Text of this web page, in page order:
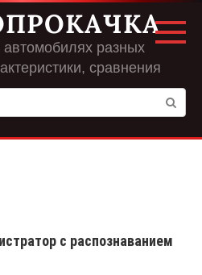
автомобилях разных
сравнения
с распознаванием